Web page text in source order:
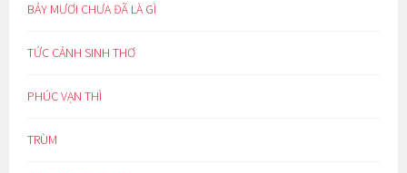
BẢY MƯƠI CHƯA ĐÃ LÀ GÌ
TỨC CẢNH SINH THƠ
PHÚC VẠN THÌ
TRÙM